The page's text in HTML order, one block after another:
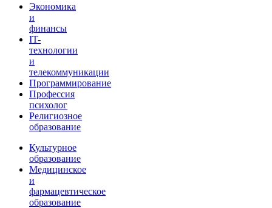
Экономика
и
финансы
IT-
технологии
и
телекоммуникации
Программирование
Профессия
психолог
Религиозное
образование
Культурное
образование
Медицинское
и
фармацевтическое
образование